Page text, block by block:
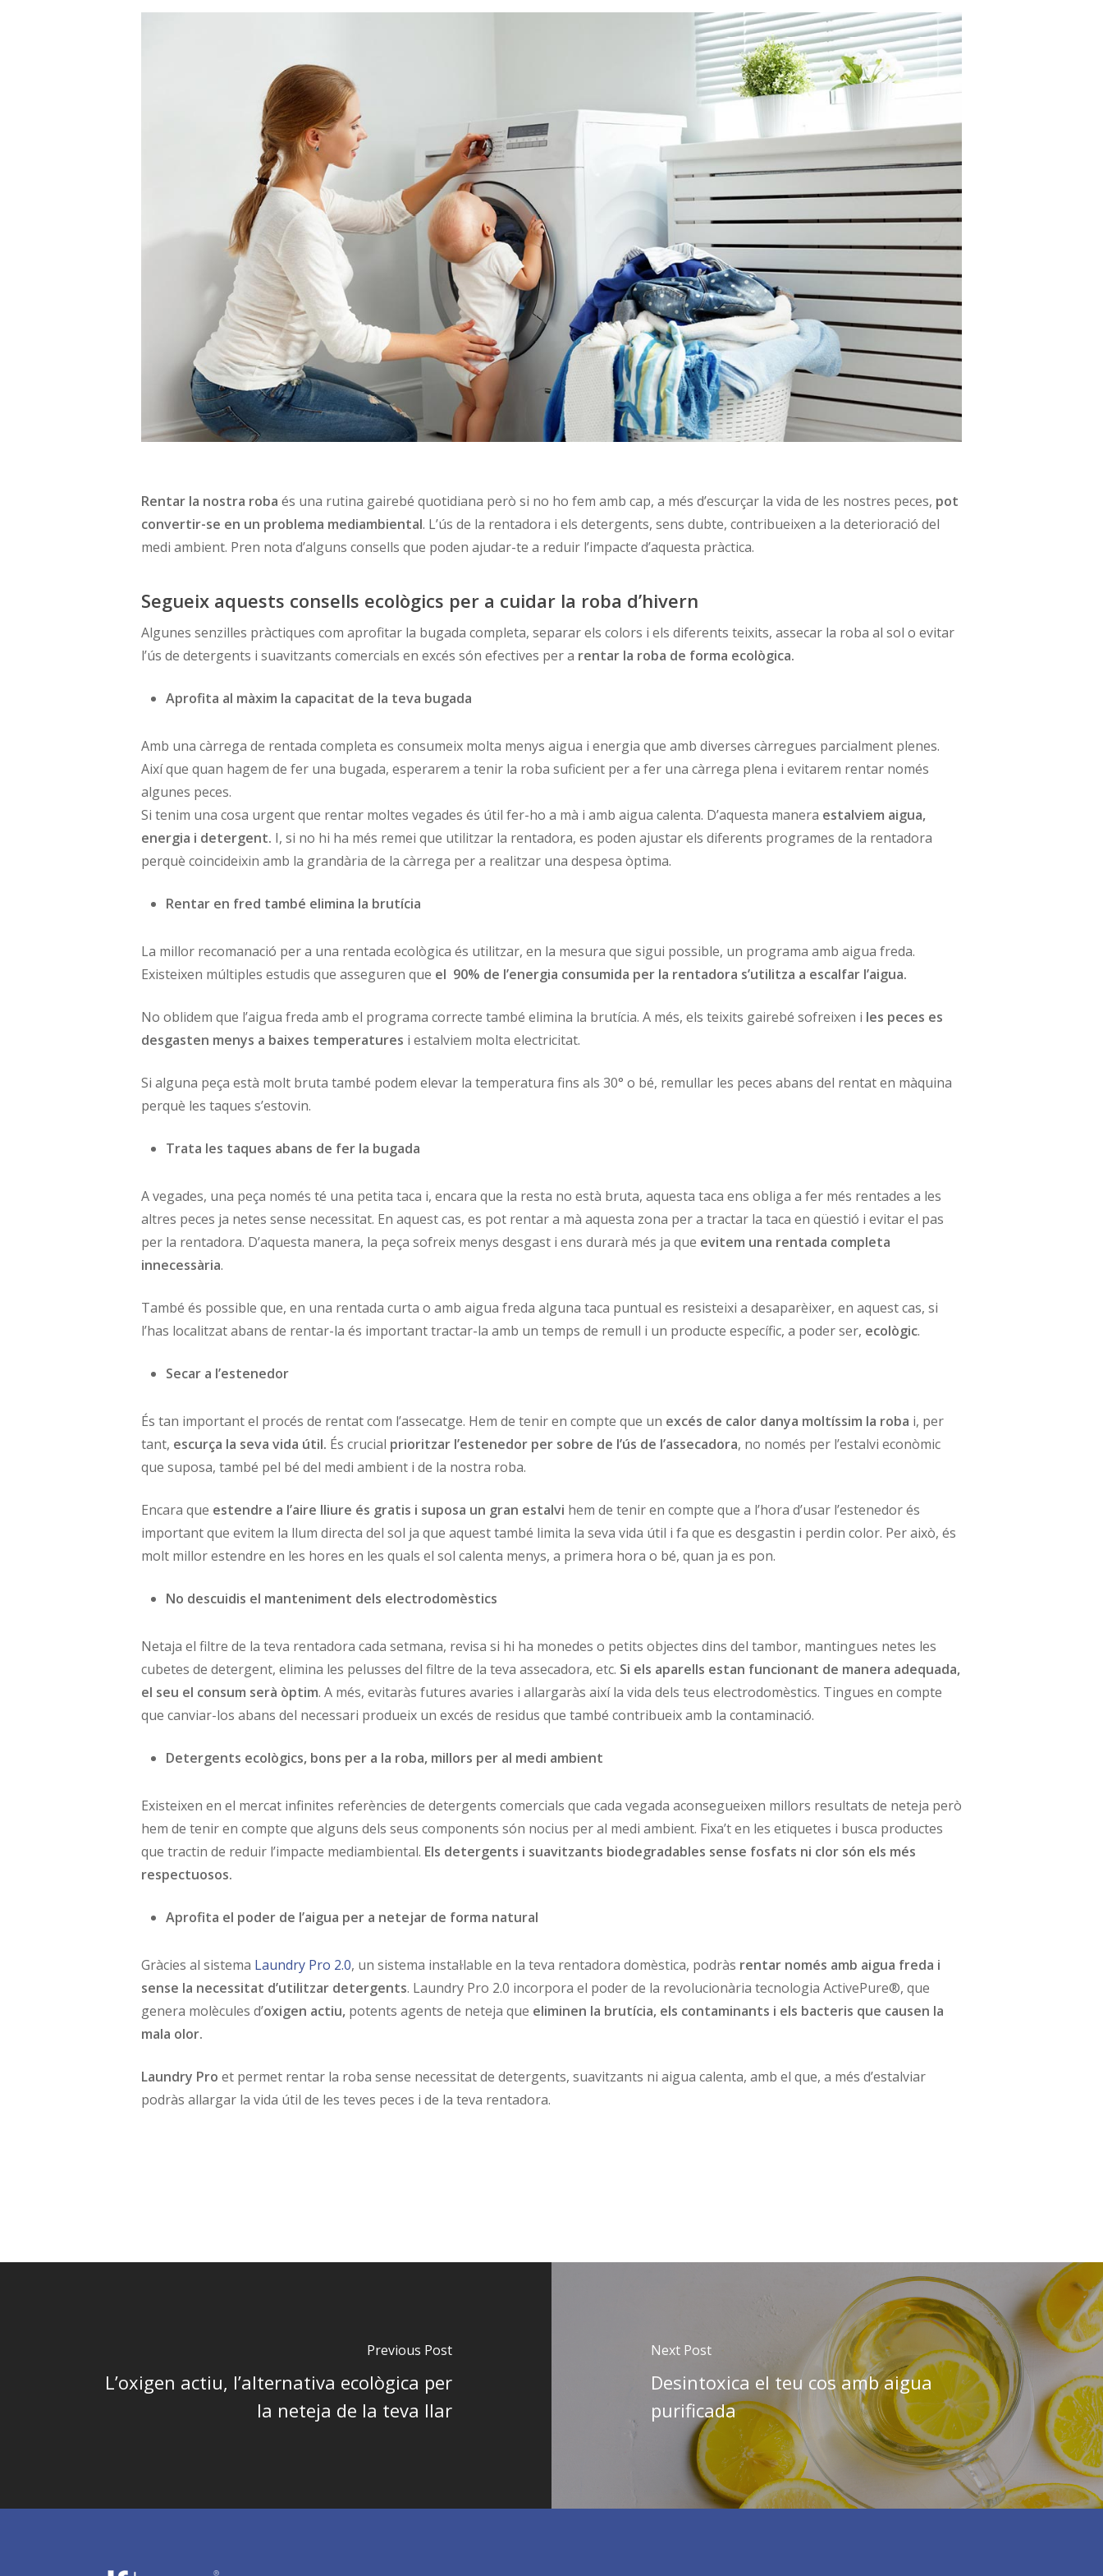
Rentar la nostra roba és una rutina gairebé quotidiana però si no ho fem amb cap, a més d’escurçar la vida de les nostres peces, pot
convertir-se en un problema mediambiental. L’ús de la rentadora i els detergents, sens dubte, contribueixen a la deterioració del
medi ambient. Pren nota d’alguns consells que poden ajudar-te a reduir l’impacte d’aquesta pràctica.
Segueix aquests consells ecològics per a cuidar la roba d’hivern
Algunes senzilles pràctiques com aprofitar la bugada completa, separar els colors i els diferents teixits, assecar la roba al sol o evitar
l’ús de detergents i suavitzants comercials en excés són efectives per a rentar la roba de forma ecològica.
Aprofita al màxim la capacitat de la teva bugada
Amb una càrrega de rentada completa es consumeix molta menys aigua i energia que amb diverses càrregues parcialment plenes.
Així que quan hagem de fer una bugada, esperarem a tenir la roba suficient per a fer una càrrega plena i evitarem rentar només
algunes peces.
Si tenim una cosa urgent que rentar moltes vegades és útil fer-ho a mà i amb aigua calenta. D’aquesta manera estalviem aigua,
energia i detergent. I, si no hi ha més remei que utilitzar la rentadora, es poden ajustar els diferents programes de la rentadora
perquè coincideixin amb la grandària de la càrrega per a realitzar una despesa òptima.
Rentar en fred també elimina la brutícia
La millor recomanació per a una rentada ecològica és utilitzar, en la mesura que sigui possible, un programa amb aigua freda.
Existeixen múltiples estudis que asseguren que el 90% de l’energia consumida per la rentadora s’utilitza a escalfar l’aigua.
No oblidem que l’aigua freda amb el programa correcte també elimina la brutícia. A més, els teixits gairebé sofreixen i les peces es
desgasten menys a baixes temperatures i estalviem molta electricitat.
Si alguna peça està molt bruta també podem elevar la temperatura fins als 30° o bé, remullar les peces abans del rentat en màquina
perquè les taques s’estovin.
Trata les taques abans de fer la bugada
A vegades, una peça només té una petita taca i, encara que la resta no està bruta, aquesta taca ens obliga a fer més rentades a les
altres peces ja netes sense necessitat. En aquest cas, es pot rentar a mà aquesta zona per a tractar la taca en qüestió i evitar el pas
per la rentadora. D’aquesta manera, la peça sofreix menys desgast i ens durarà més ja que evitem una rentada completa
innecessària.
També és possible que, en una rentada curta o amb aigua freda alguna taca puntual es resisteixi a desaparèixer, en aquest cas, si
l’has localitzat abans de rentar-la és important tractar-la amb un temps de remull i un producte específic, a poder ser, ecològic.
Secar a l’estenedor
És tan important el procés de rentat com l’assecatge. Hem de tenir en compte que un excés de calor danya moltíssim la roba i, per
tant, escurça la seva vida útil. És crucial prioritzar l’estenedor per sobre de l’ús de l’assecadora, no només per l’estalvi econòmic
que suposa, també pel bé del medi ambient i de la nostra roba.
Encara que estendre a l’aire lliure és gratis i suposa un gran estalvi hem de tenir en compte que a l’hora d’usar l’estenedor és
important que evitem la llum directa del sol ja que aquest també limita la seva vida útil i fa que es desgastin i perdin color. Per això, és
molt millor estendre en les hores en les quals el sol calenta menys, a primera hora o bé, quan ja es pon.
No descuidis el manteniment dels electrodomèstics
Netaja el filtre de la teva rentadora cada setmana, revisa si hi ha monedes o petits objectes dins del tambor, mantingues netes les
cubetes de detergent, elimina les pelusses del filtre de la teva assecadora, etc. Si els aparells estan funcionant de manera adequada,
el seu el consum serà òptim. A més, evitaràs futures avaries i allargaràs així la vida dels teus electrodomèstics. Tingues en compte
que canviar-los abans del necessari produeix un excés de residus que també contribueix amb la contaminació.
Detergents ecològics, bons per a la roba, millors per al medi ambient
Existeixen en el mercat infinites referències de detergents comercials que cada vegada aconsegueixen millors resultats de neteja però
hem de tenir en compte que alguns dels seus components són nocius per al medi ambient. Fixa’t en les etiquetes i busca productes
que tractin de reduir l’impacte mediambiental. Els detergents i suavitzants biodegradables sense fosfats ni clor són els més
respectuosos.
Aprofita el poder de l’aigua per a netejar de forma natural
Gràcies al sistema Laundry Pro 2.0, un sistema instal·lable en la teva rentadora domèstica, podràs rentar només amb aigua freda i
sense la necessitat d’utilitzar detergents. Laundry Pro 2.0 incorpora el poder de la revolucionària tecnologia ActivePure®, que
genera molècules d’oxigen actiu, potents agents de neteja que eliminen la brutícia, els contaminants i els bacteris que causen la
mala olor.
Laundry Pro et permet rentar la roba sense necessitat de detergents, suavitzants ni aigua calenta, amb el que, a més d’estalviar
podràs allargar la vida útil de les teves peces i de la teva rentadora.
Previous Post
L’oxigen actiu, l’alternativa ecològica per
la neteja de la teva llar
Next Post
Desintoxica el teu cos amb aigua
purificada